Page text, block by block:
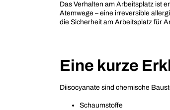
Das Verhalten am Arbeitsplatz ist
Atemwege – eine irreversible
die Sicherheit am Arbeitsplatz für
Eine kurze
Diisocyanate sind chemische
Schaumstoffe